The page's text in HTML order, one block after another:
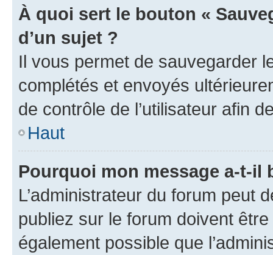
À quoi sert le bouton «
d’un sujet ?
Il vous permet de sauvegarder
complétés et envoyés
de contrôle de l’utilisateur afin
Haut
Pourquoi mon message a-t-il
L’administrateur du forum peut
publiez sur le forum doivent
également possible que